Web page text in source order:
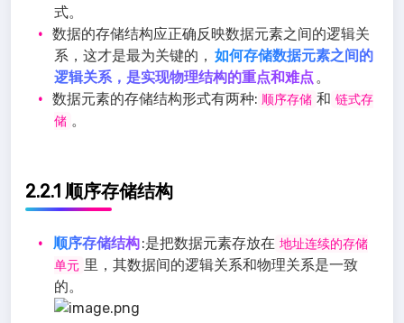
式。
数据的存储结构应正确反映数据元素之间的逻辑关
系，这才是最为关键的， 如何存储数据元素之间的
逻辑关系，是实现物理结构的重点和难点 。
数据元素的存储结构形式有两种: 顺序存储 和 链式存
储 。
2.2.1 顺序存储结构
顺序存储结构:是把数据元素存放在 地址连续的存储
单元 里，其数据间的逻辑关系和物理关系是一致
的。